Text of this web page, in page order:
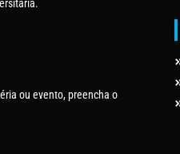
ou evento, preencha o